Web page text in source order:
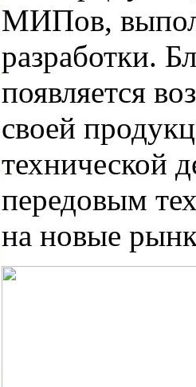
МИПов,
разработки.
появляется
своей
технической
передовым
на новые